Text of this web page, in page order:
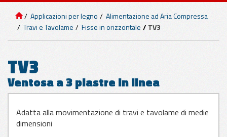
APPLICAZIONI
PER MARMO E
CEMENTO
Applicazioni per legno
Alimentazione ad Aria Compressa
Travi e Tavolame
Fisse in orizzontale TV3
TV3
Ventosa a 3 piastre in linea
Adatta alla movimentazione di travi e tavolame di medie
dimensioni